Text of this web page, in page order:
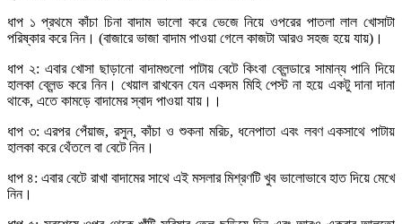
ধাপ ১ প্রথমে কাঁচা চিনা বাদাম ভালো করে ভেজে নিয়ে ওপরের পাতলা লাল খোসাটা
পরিষ্কার করে নিন। (বাজারে ভাজা বাদাম পাওয়া গেলে কাজটা আরও সহজ হয়ে যায়)।
ধাপ ২: এবার খোসা ছাড়ানো বাদামগুলো পাটায় বেটে কিংবা ব্লেন্ডারে সামান্য পানি দিয়ে
হালকা ব্লেন্ড করে নিন। খেয়াল রাখবেন যেন একদম মিহি পেস্ট না হয়ে একটু দানা দানা
থাকে, এতে কামড়ে বাদামের স্বাদ পাওয়া যায়।।
ধাপ ৩: এরপর পেঁয়াজ, রসুন, কাঁচা ও শুকনা মরিচ, ধনেপাতা এবং লবণ একসাথে পাটায়
হালকা করে থেঁতলে বা বেটে নিন।
ধাপ ৪: এবার বেটে রাখা বাদামের সাথে এই মসলার মিশ্রণটি খুব ভালোভাবে হাত দিয়ে মেখে
নিন।